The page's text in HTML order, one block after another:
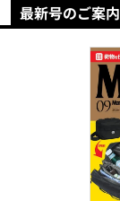
最新号のご案内